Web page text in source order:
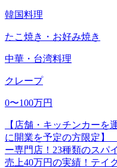
韓国料理
たこ焼き・お好み焼き
中華・台湾料理
クレープ
0〜100万円
【店舗・キッチンカーを
に開業を予定の方
ー専門店！23種類のスパ
売上40万円の実績！テイ